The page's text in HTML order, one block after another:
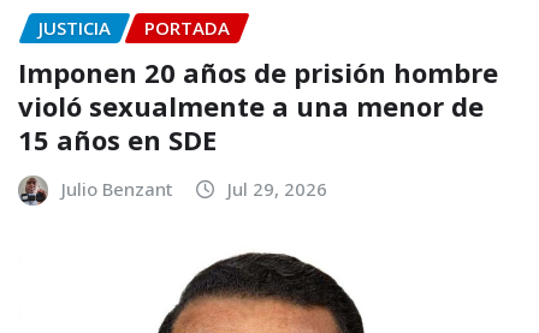
JUSTICIA PORTADA
Imponen 20 años de prisión hombre
violó sexualmente a una menor de
15 años en SDE
Julio Benzant Jul 29, 2026